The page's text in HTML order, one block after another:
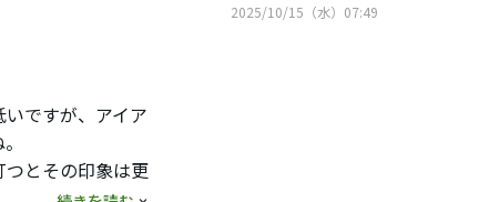
2025/10/15（水）07:49
ですが、アイア
つとその印象は更